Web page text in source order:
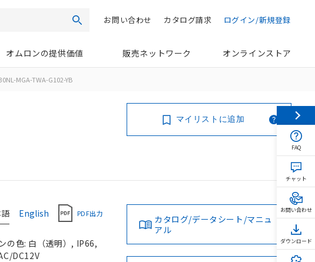
検索 ログイン/新規登録
カタログ請求
お問い合わせ
オムロンの提供価値 販売ネットワーク オンラインストア
MGA-TWA-G102-YB
マイリストに追加
English PDF出力
の色: 白（透明）, IP66,
DC12V
カタログ/データシート/マニュ
アル
FAQ
チャット
お問い合わせ
ダウンロード